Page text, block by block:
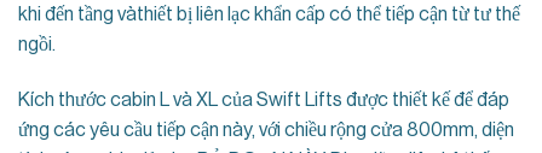
khi đến tầng vàthiết bị liên lạc khẩn cấp có thể tiếp cận từ tư thế
ngồi.
Kích thước cabin L và XL của Swift Lifts được thiết kế để đáp
ứng các yêu cầu tiếp cận này, với chiều rộng cửa 800mm, diện